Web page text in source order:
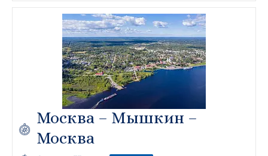
Москва – Мышкин –
Москва